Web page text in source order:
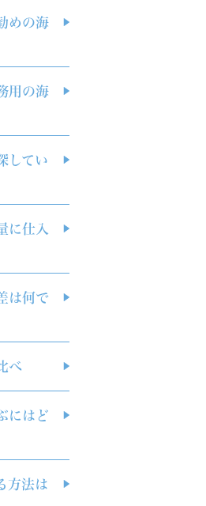
めの海
用の海
してい
に仕入
は何で
べ
にはど
方法は